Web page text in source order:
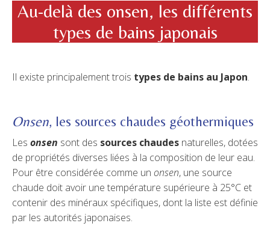
Au-delà des onsen, les différents
types de bains japonais
Il existe principalement trois types de bains au Japon.
Onsen, les sources chaudes géothermiques
Les onsen sont des sources chaudes naturelles, dotées
de propriétés diverses liées à la composition de leur eau.
Pour être considérée comme un onsen, une source
chaude doit avoir une température supérieure à 25°C et
contenir des minéraux spécifiques, dont la liste est définie
par les autorités japonaises.